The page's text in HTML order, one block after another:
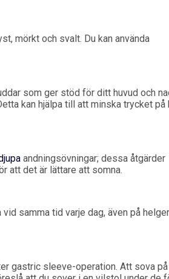
mörkt och svalt. Du kan använda
som ger stöd för ditt huvud och
kan hjälpa till att minska trycket på
andningsövningar; dessa åtgärder
att det är lättare att somna.
samma tid varje dag, även på
gastric sleeve-operation. Att sova